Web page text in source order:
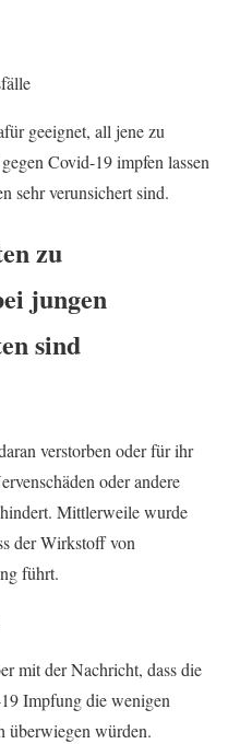
geeignet, all jene zu
Covid-19 impfen lassen
sehr verunsichert sind.
zu
jungen
sind
verstorben oder für ihr
oder andere
Mittlerweile wurde
der Wirkstoff von
führt.
mit der Nachricht, dass die
Impfung die wenigen
überwiegen würden.